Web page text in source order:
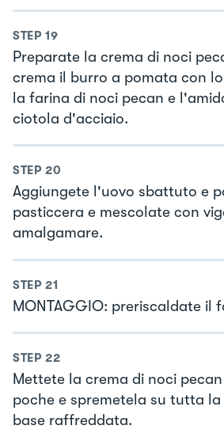
STEP 19
Preparate la crema di noci
crema il burro a pomata con
la farina di noci pecan e
ciotola d'acciaio.
STEP 20
Aggiungete l'uovo sbattuto e
pasticcera e mescolate con
amalgamare.
STEP 21
MONTAGGIO: preriscaldate il
STEP 22
Mettete la crema di noci
poche e spremetela su tutta
base raffreddata.